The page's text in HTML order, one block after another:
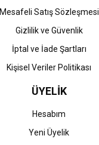
Mesafeli Satış Sözleşmesi
Gizlilik ve Güvenlik
İptal ve İade Şartları
Kişisel Veriler Politikası
ÜYELİK
Hesabım
Yeni Üyelik